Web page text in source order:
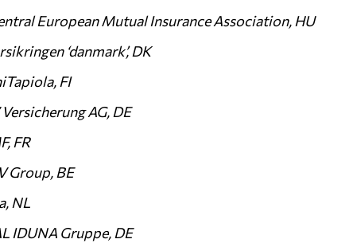
European Mutual Insurance Association, HU
‘danmark’, DK
FI
AG, DE
FR
Group, BE
NL
IDUNA Gruppe, DE